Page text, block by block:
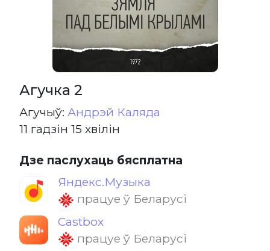
Агучка 2
Агучыў: Андрэй Каляда
11 гадзін 15 хвілін
Дзе паслухаць бясплатна
Яндекс.Музыка
працуе ў Беларусі
Castbox
працуе ў Беларусі